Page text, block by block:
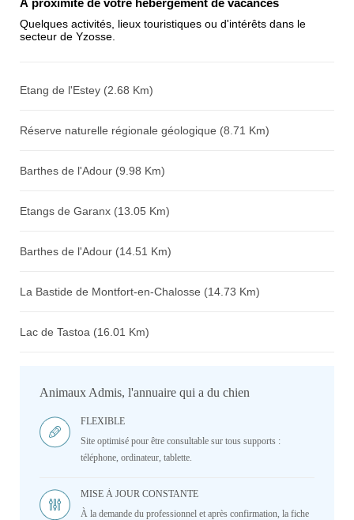
chiffres) :
À proximité de votre hébergement de vacances
Quelques activités, lieux touristiques ou d'intérêts dans le
secteur de Yzosse.
Etang de l'Estey (2.68 Km)
Réserve naturelle régionale géologique (8.71 Km)
Barthes de l'Adour (9.98 Km)
Etangs de Garanx (13.05 Km)
Barthes de l'Adour (14.51 Km)
La Bastide de Montfort-en-Chalosse (14.73 Km)
Lac de Tastoa (16.01 Km)
Animaux Admis, l'annuaire qui a du chien
FLEXIBLE
Site optimisé pour être consultable sur tous supports :
téléphone, ordinateur, tablette.
MISE À JOUR CONSTANTE
À la demande du professionnel et après confirmation, la fiche